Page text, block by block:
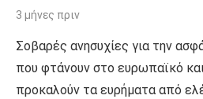
κοτόπουλων
3 μήνες πριν
Σοβαρές ανησυχίες για την
που φτάνουν στο ευρωπαϊκό
προκαλούν τα ευρήματα από